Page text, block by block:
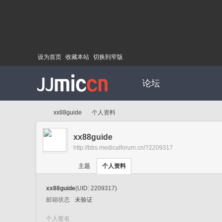
设为首页 收藏本站 切换到窄版
论坛
›
xx88guide 个人资料
xx88guide
http://bbs.medicalforum.cn/?2209317
主题 个人资料
xx88guide(UID: 2209317)
邮箱状态
未验证
个人签名